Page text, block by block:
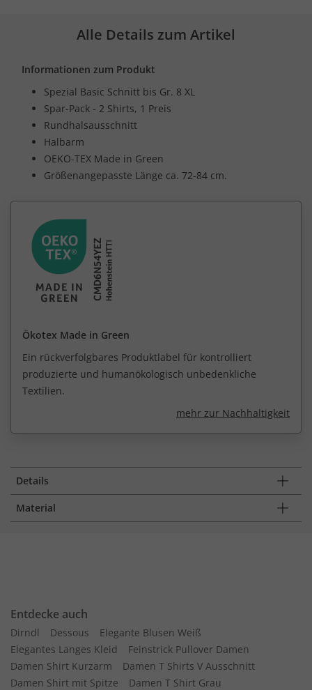
Alle Details zum Artikel
Informationen zum Produkt
Spezial Basic Schnitt bis Gr. 8 XL
Spar-Pack - 2 Shirts, 1 Preis
Rundhalsausschnitt
Halbarm
OEKO-TEX Made in Green
Größenangepasste Länge ca. 72-84 cm.
Ökotex Made in Green
Ein rückverfolgbares Produktlabel für kontrolliert
produzierte und humanökologisch unbedenkliche
Textilien.
mehr zur Nachhaltigkeit
Details
Material
Entdecke auch
Dirndl Dessous
Elegante Blusen Weiß
Elegantes Langes Kleid
Feinstrick Pullover Damen
Damen Shirt Kurzarm
Damen T Shirts V Ausschnitt
Damen Shirt mit Spitze
Damen T Shirt Grau